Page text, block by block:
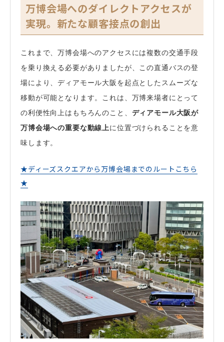
万博会場へのダイレクトアクセスが
実現。新たな顧客接点の創出
これまで、万博会場へのアクセスには複数の交通手段
を乗り換える必要がありましたが、この直通バスの登
場により、ディアモール大阪を起点としたスムーズな
移動が可能となります。これは、万博来場者にとって
の利便性向上はもちろんのこと、 ディアモール大阪が
万博会場への重要な動線上 に位置づけられることを意
味します。
★ディーズスクエアから万博会場までのルートこちら
★